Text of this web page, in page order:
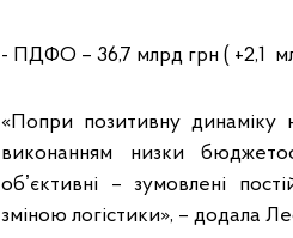
- ПДФО – 36,7 млрд грн ( +2,1
«Попри позитивну динаміку
виконанням низки
обʼєктивні – зумовлені
зміною логістики», – додала